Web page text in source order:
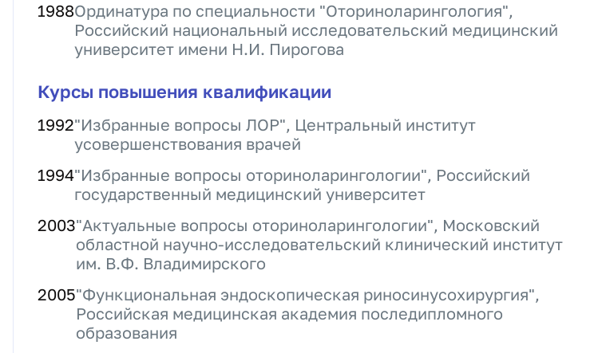
1988Ординатура по специальности "Оториноларингология",
Российский национальный исследовательский медицинский
университет имени Н.И. Пирогова
Курсы повышения квалификации
1992"Избранные вопросы ЛОР", Центральный институт
усовершенствования врачей
1994"Избранные вопросы оториноларингологии", Российский
государственный медицинский университет
2003"Актуальные вопросы оториноларингологии", Московский
областной научно-исследовательский клинический институт
им. В.Ф. Владимирского
2005"Функциональная эндоскопическая риносинусохирургия",
Российская медицинская академия последипломного
образования